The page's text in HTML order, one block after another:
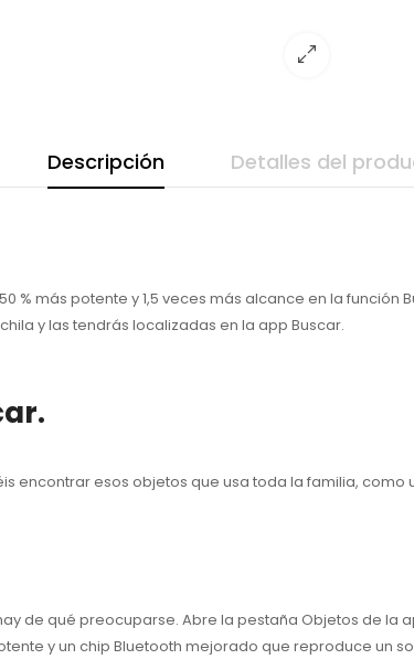
Descripción Detalles del
% más potente y 1,5 veces más alcance en la
y las tendrás localizadas en la app Buscar.
encontrar esos objetos que usa toda la familia, como
de qué preocuparse. Abre la pestaña Objetos de
y un chip Bluetooth mejorado que reproduce un